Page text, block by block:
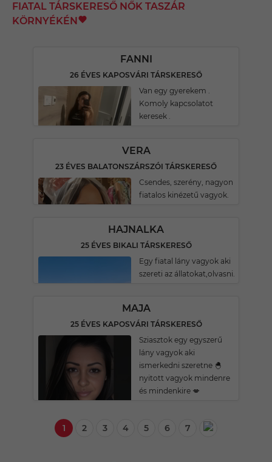
FIATAL TÁRSKERESŐ NŐK TASZÁR
KÖRNYÉKÉN
FANNI
26 ÉVES KAPOSVÁRI TÁRSKERESŐ
Van egy gyerekem .
Komoly kapcsolatot
keresek .
VERA
23 ÉVES BALATONSZÁRSZÓI TÁRSKERESŐ
Csendes, szerény, nagyon
fiatalos kinézetű vagyok.
HAJNALKA
25 ÉVES BIKALI TÁRSKERESŐ
Egy fiatal lány vagyok aki
szereti az állatokat,olvasni.
MAJA
25 ÉVES KAPOSVÁRI TÁRSKERESŐ
Sziasztok egy egyszerű
lány vagyok aki
ismerkedni szeretne 🐣
nyitott vagyok mindenre
és mindenkire 💋
1 2 3 4 5 6 7